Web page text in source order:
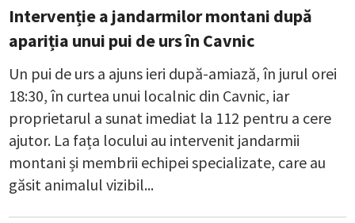
Intervenție a jandarmilor montani după
apariția unui pui de urs în Cavnic
Un pui de urs a ajuns ieri după-amiază, în jurul orei
18:30, în curtea unui localnic din Cavnic, iar
proprietarul a sunat imediat la 112 pentru a cere
ajutor. La fața locului au intervenit jandarmii
montani și membrii echipei specializate, care au
găsit animalul vizibil